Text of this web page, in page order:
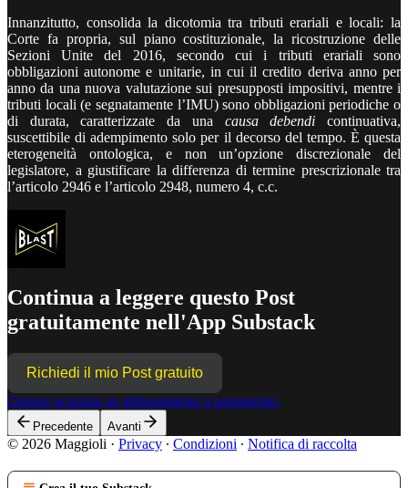
Innanzitutto, consolida la dicotomia tra tributi erariali e locali: la
Corte fa propria, sul piano costituzionale, la ricostruzione delle
Sezioni Unite del 2016, secondo cui i tributi erariali sono
obbligazioni autonome e unitarie, in cui il credito deriva anno per
anno da una nuova valutazione sui presupposti impositivi, mentre i
tributi locali (e segnatamente l’IMU) sono obbligazioni periodiche o
di durata, caratterizzate da una causa debendi continuativa,
suscettibile di adempimento solo per il decorso del tempo. È questa
eterogeneità ontologica, e non un’opzione discrezionale del
legislatore, a giustificare la differenza di termine prescrizionale tra
l’articolo 2946 e l’articolo 2948, numero 4, c.c.
Continua a leggere questo Post
gratuitamente nell'App Substack
Richiedi il mio Post gratuito
Oppure acquista un abbonamento a pagamento.
Precedente Avanti
© 2026 Maggioli · Privacy ∙ Condizioni ∙ Notifica di raccolta